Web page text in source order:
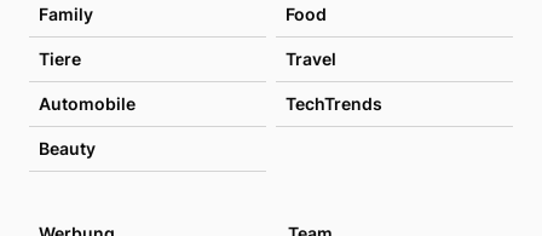
Family Food
Tiere Travel
Automobile TechTrends
Beauty